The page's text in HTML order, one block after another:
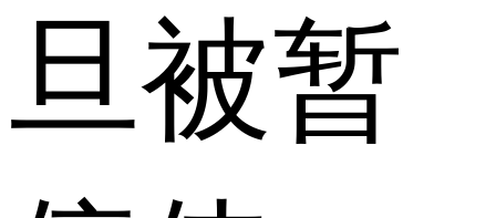
旦被暂